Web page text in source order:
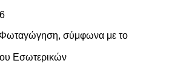
Φωταγώγηση, σύμφωνα με το
Εσωτερικών